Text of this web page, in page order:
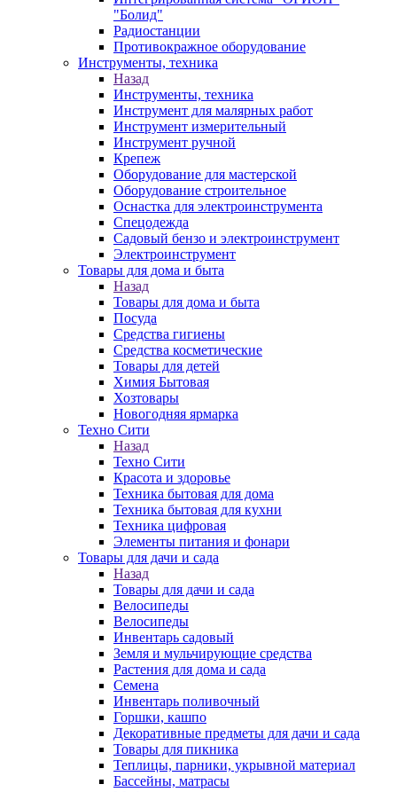
"Болид"
Радиостанции
Противокражное оборудование
Инструменты, техника
Назад
Инструменты, техника
Инструмент для малярных работ
Инструмент измерительный
Инструмент ручной
Крепеж
Оборудование для мастерской
Оборудование строительное
Оснастка для электроинструмента
Спецодежда
Садовый бензо и электроинструмент
Электроинструмент
Товары для дома и быта
Назад
Товары для дома и быта
Посуда
Средства гигиены
Средства косметические
Товары для детей
Химия Бытовая
Хозтовары
Новогодняя ярмарка
Техно Сити
Назад
Техно Сити
Красота и здоровье
Техника бытовая для дома
Техника бытовая для кухни
Техника цифровая
Элементы питания и фонари
Товары для дачи и сада
Назад
Товары для дачи и сада
Велосипеды
Велосипеды
Инвентарь садовый
Земля и мульчирующие средства
Растения для дома и сада
Семена
Инвентарь поливочный
Горшки, кашпо
Декоративные предметы для дачи и сада
Товары для пикника
Теплицы, парники, укрывной материал
Бассейны, матрасы